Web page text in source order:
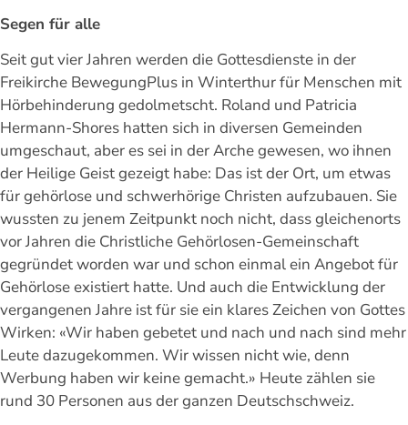
Segen für alle
Seit gut vier Jahren werden die Gottesdienste in der
Freikirche BewegungPlus in Winterthur für Menschen mit
Hörbehinderung gedolmetscht. Roland und Patricia
Hermann-Shores hatten sich in diversen Gemeinden
umgeschaut, aber es sei in der Arche gewesen, wo ihnen
der Heilige Geist gezeigt habe: Das ist der Ort, um etwas
für gehörlose und schwerhörige Christen aufzubauen. Sie
wussten zu jenem Zeitpunkt noch nicht, dass gleichenorts
vor Jahren die Christliche Gehörlosen-Gemeinschaft
gegründet worden war und schon einmal ein Angebot für
Gehörlose existiert hatte. Und auch die Entwicklung der
vergangenen Jahre ist für sie ein klares Zeichen von Gottes
Wirken: «Wir haben gebetet und nach und nach sind mehr
Leute dazugekommen. Wir wissen nicht wie, denn
Werbung haben wir keine gemacht.» Heute zählen sie
rund 30 Personen aus der ganzen Deutschschweiz.